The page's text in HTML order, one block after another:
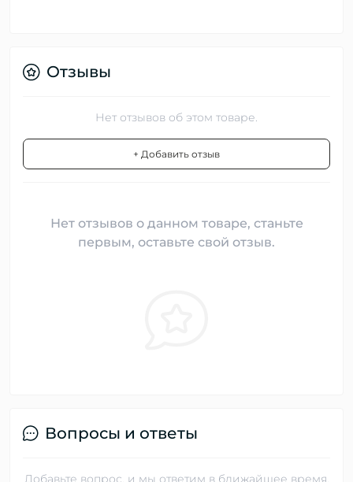
Отзывы
Нет отзывов об этом товаре.
+ Добавить отзыв
Нет отзывов о данном товаре, станьте
первым, оставьте свой отзыв.
Вопросы и ответы
Добавьте вопрос, и мы ответим в ближайшее время.